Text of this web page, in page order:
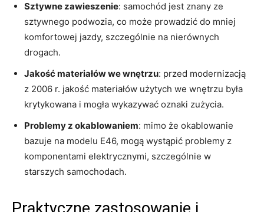
Sztywne zawieszenie: samochód jest znany ze
sztywnego podwozia, co może prowadzić do mniej
komfortowej jazdy, szczególnie na nierównych
drogach.
Jakość materiałów we wnętrzu: przed modernizacją
z 2006 r. jakość materiałów użytych we wnętrzu była
krytykowana i mogła wykazywać oznaki zużycia.
Problemy z okablowaniem: mimo że okablowanie
bazuje na modelu E46, mogą wystąpić problemy z
komponentami elektrycznymi, szczególnie w
starszych samochodach.